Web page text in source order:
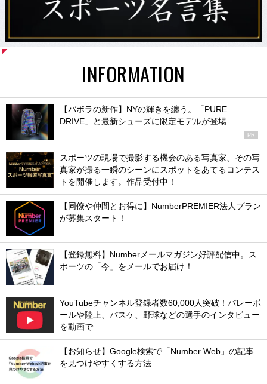
INFORMATION
【バボラの新作】NYの輝きを纏う。「PURE
DRIVE」と最新シューズに限定モデルが登場
PR
スポーツの現場で撮影する機会のある写真家、その写
真家が撮る一瞬のシーンにスポットをあてるコンテス
トを開催します。作品受付中！
【同僚や仲間とお得に】NumberPREMIER法人プラン
が募集スタート！
【登録無料】Numberメールマガジン好評配信中。ス
ポーツの「今」をメールでお届け！
YouTubeチャンネル登録者数60,000人突破！バレーボ
ールや陸上、バスケ、野球などの選手のインタビュー
を動画で
【お知らせ】Google検索で「Number Web」の記事
を見つけやすくする方法